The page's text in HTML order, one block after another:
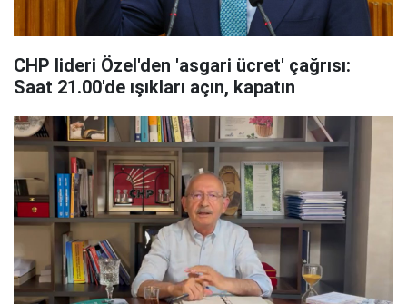
CHP lideri Özel'den 'asgari ücret' çağrısı:
Saat 21.00'de ışıkları açın, kapatın